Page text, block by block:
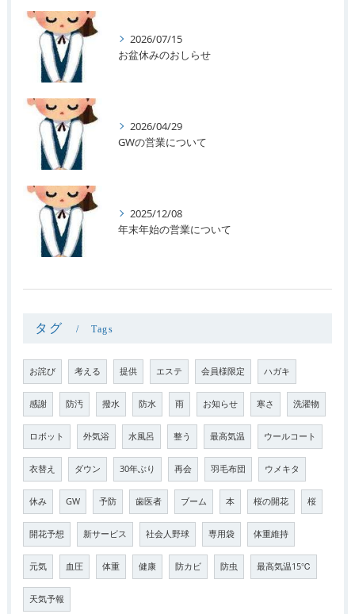
2026/07/15
お盆休みのおしらせ
2026/04/29
GWの営業について
2025/12/08
年末年始の営業について
タグ Tags
お詫び 考える 提供 エステ 会員様限定 ハガキ
感謝 防汚 撥水 防水 雨 お知らせ 寒さ 洗濯物
ロボット 外気浴 水風呂 整う 最高気温 ウールコート
衣替え ダウン 30年ぶり 再会 羽毛布団 ウメキタ
休み GW 予防 歯医者 ブーム 本 桜の開花 桜
開花予想 新サービス 社会人野球 専用袋 体重維持
元気 血圧 体重 健康 防カビ 防虫 最高気温15℃
天気予報